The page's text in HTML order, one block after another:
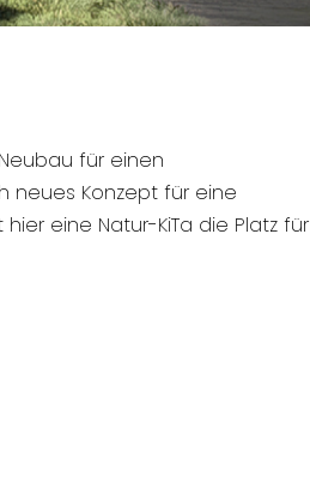
für einen
neues Konzept für eine
eine Natur-KiTa die Platz für